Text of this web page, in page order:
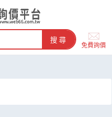
搜尋
免費詢價